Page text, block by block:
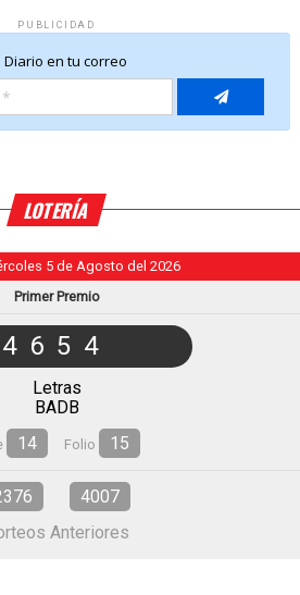
PUBLICIDAD
LOTERÍA
5 de Agosto del 2026
Primer Premio
4654
Letras
BADB
14 Folio 15
4007
Anteriores